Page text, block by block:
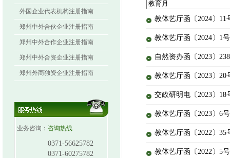
外国企业代表机构注册指南
郑州中外合伙企业注册指南
郑州中外合作企业注册指南
郑州中外合资企业注册指南
郑州外商独资企业注册指南
业务咨询： 咨询热线
0371-56625782
0371-60275782
教体艺厅函〔2024〕
教体艺厅函〔2024〕1
自然资办函〔2023〕
教体艺厅函〔2023〕
交政研明电〔2023〕
教体艺厅函〔2023〕6
教体艺厅函〔2022〕
教体艺厅函〔2022〕5